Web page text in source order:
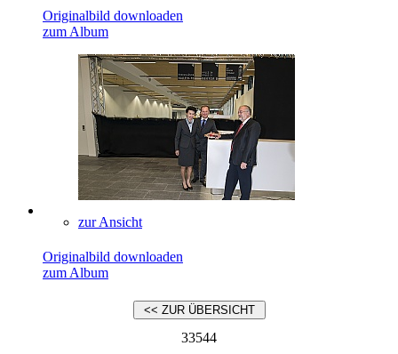
Originalbild downloaden
zum Album
zur Ansicht
Originalbild downloaden
zum Album
33544